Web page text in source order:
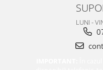
LUNI -